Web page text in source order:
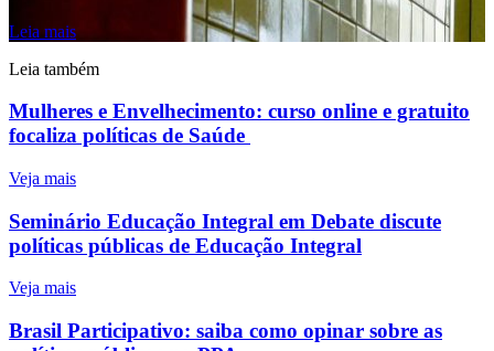
Leia mais
Leia também
Mulheres e Envelhecimento: curso online e gratuito
focaliza políticas de Saúde
Veja mais
Seminário Educação Integral em Debate discute
políticas públicas de Educação Integral
Veja mais
Brasil Participativo: saiba como opinar sobre as